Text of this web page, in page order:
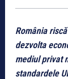
România
dezvolta
mediul privat
standardele